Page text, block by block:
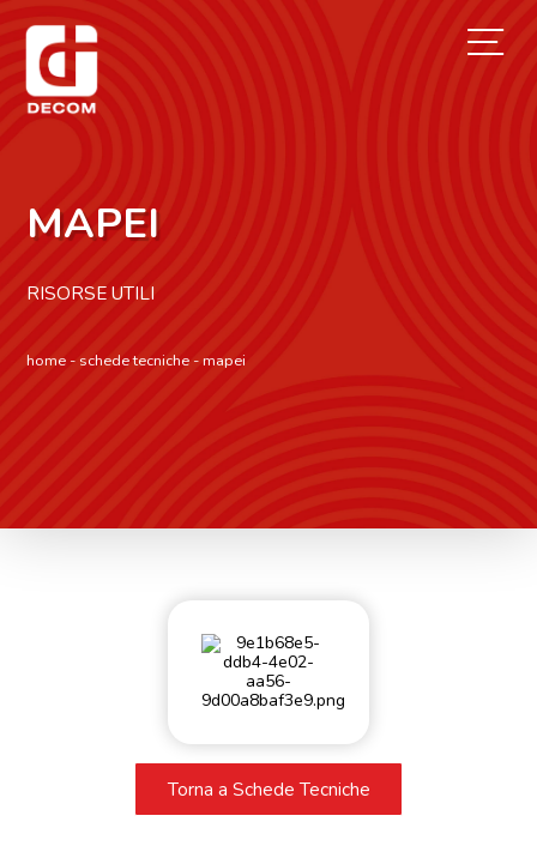
MAPEI
RISORSE UTILI
home -schede tecniche-mapei
Torna a Schede Tecniche